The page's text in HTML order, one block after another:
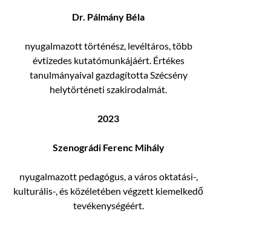
Dr. Pálmány Béla
nyugalmazott történész, levéltáros, több
évtizedes kutatómunkájáért. Értékes
tanulmányaival gazdagította Szécsény
helytörténeti szakirodalmát.
2023
Szenográdi Ferenc Mihály
nyugalmazott pedagógus, a város oktatási-,
kulturális-, és közéletében végzett kiemelkedő
tevékenységéért.